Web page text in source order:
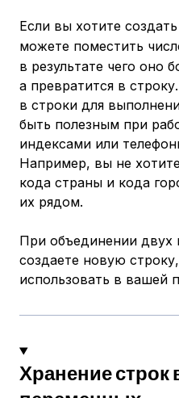
Если вы хотите
можете поместить
в результате чего оно
а превратится в
в строки для
быть полезным при
индексами или
Например, вы не
кода страны и кода
их рядом.
При объединении двух
создаете новую
использовать в вашей
Хранение строк